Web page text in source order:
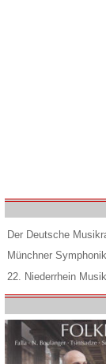
Der Deutsche
Münchner
22. Niederrhein